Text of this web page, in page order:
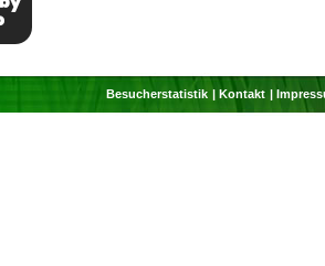
Besucherstatistik Kontakt